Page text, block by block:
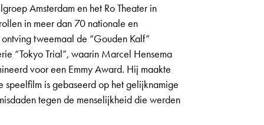
Amsterdam en het Ro Theater in
in meer dan 70 nationale en
tweemaal de “Gouden Kalf”
“Tokyo Trial”, waarin Marcel Hensema
voor een Emmy Award. Hij maakte
is gebaseerd op het gelijknamige
tegen de menselijkheid die werden